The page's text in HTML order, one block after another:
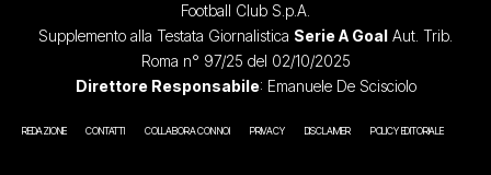
Football Club S.p.A.
Supplemento alla Testata Giornalistica Serie A Goal Aut. Trib.
Roma n° 97/25 del 02/10/2025
Direttore Responsabile: Emanuele De Scisciolo
REDAZIONE CONTATTI COLLABORA CON NOI PRIVACY DISCLAIMER POLICY EDITORIALE